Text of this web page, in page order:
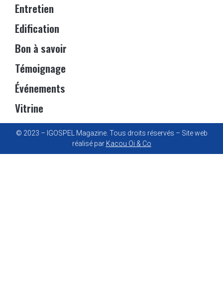
Entretien
Edification
Bon à savoir
Témoignage
Événements
Vitrine
© 2023 – IGOSPEL Magazine. Tous droits réservés – Site web
réalisé par Kacou Oi & Co